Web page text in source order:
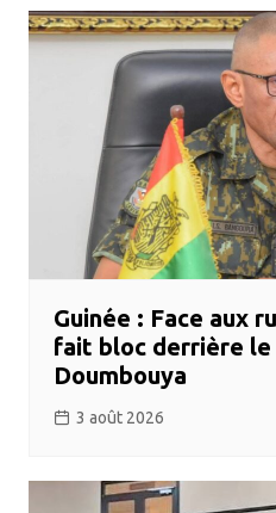
Guinée : Face aux
fait bloc derrière le
Doumbouya
3 août 2026